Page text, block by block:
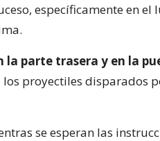
específicamente en el
parte trasera y en la
proyectiles disparados
se esperan las